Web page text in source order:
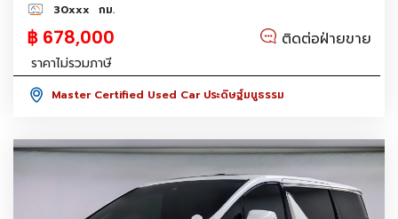
30xxx กม.
฿ 678,000 ติดต่อฝ่ายขาย
ราคาไม่รวมภาษี
Master Certified Used Car ประดิษฐ์มนูธรรม